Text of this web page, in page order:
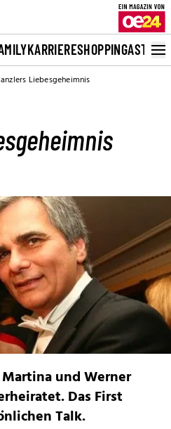
KARRIERESHOPPINGASTRO
Liebesgeheimnis
und Werner
Das First
Talk.